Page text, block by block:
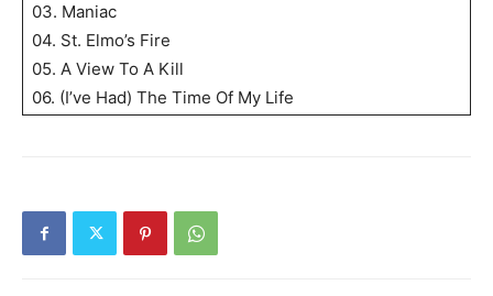
03. Maniac
04. St. Elmo’s Fire
05. A View To A Kill
06. (I’ve Had) The Time Of My Life